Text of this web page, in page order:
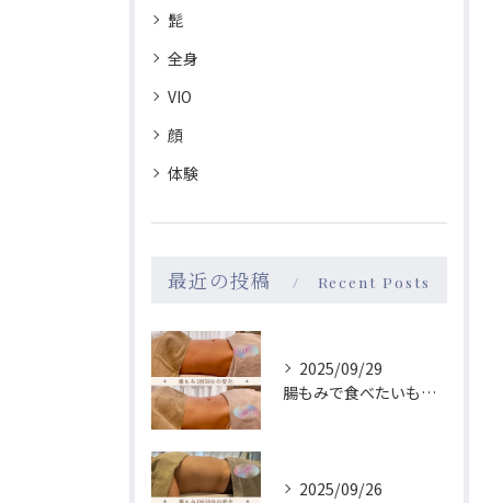
髭
全身
VIO
顔
体験
最近の投稿 Recent Posts
2025/09/29
腸もみで食べたいものが変わる！→食が変わると性格も変わる？！
2025/09/26